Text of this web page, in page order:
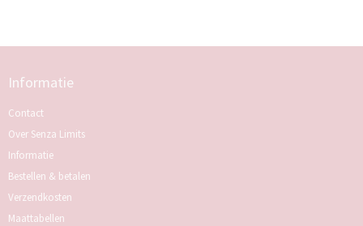
Informatie
Contact
Over Senza Limits
Informatie
Bestellen & betalen
Verzendkosten
Maattabellen